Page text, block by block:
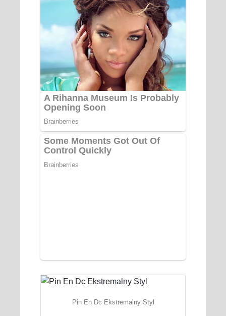
Pin En Dc Ekstremalny Styl